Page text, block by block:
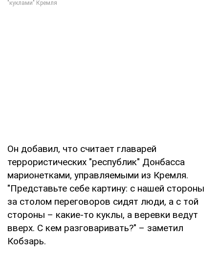
Он добавил, что считает главарей
террористических "республик" Донбасса
марионетками, управляемыми из Кремля.
"Представьте себе картину: с нашей стороны
за столом переговоров сидят люди, а с той
стороны – какие-то куклы, а веревки ведут
вверх. С кем разговаривать?" – заметил
Кобзарь.